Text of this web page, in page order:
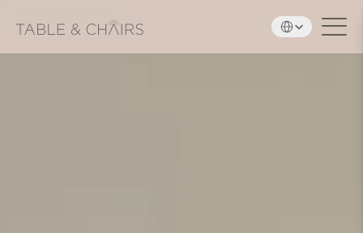
Select Language